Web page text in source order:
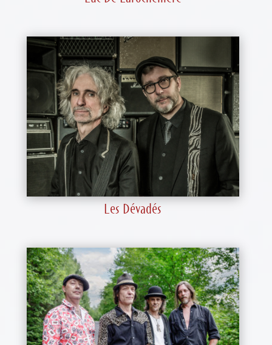
Les Dévadés